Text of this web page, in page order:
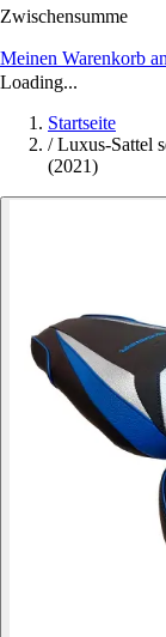
Zwischensumme
Meinen Warenkorb
Loading...
Startseite
/ Luxus-Sattel
(2021)